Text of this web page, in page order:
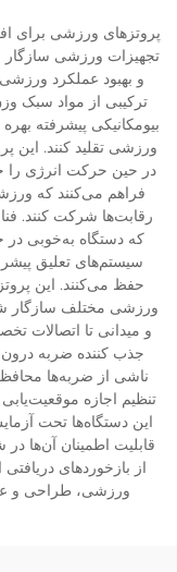
پروتزهای ورزشی برای
تجهیزات ورزشی
و بهبود عملکرد
ترکیبی از مواد سبک
بیومکانیکی پیشرفته
ورزشی تقلید کنند. این
در حین حرکت انرژی را
فراهم می‌کنند که
که دستگاه به‌خوبی در
سیستم‌های تعلیق
حفظ می‌کنند. این
ورزشی مختلف سازگار
و میدانی تا اتصالات
جذب کننده ضربه درون
ناشی از ضربه‌ها
تنظیم اجازه
این دستگاه‌ها تحت
قابلیت اطمینان آن‌ها
از بازخوردهای
ورزشی، طراحی و